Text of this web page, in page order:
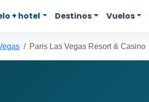
+ hotel Destinos Vuelos
Paris Las Vegas Resort & Casino